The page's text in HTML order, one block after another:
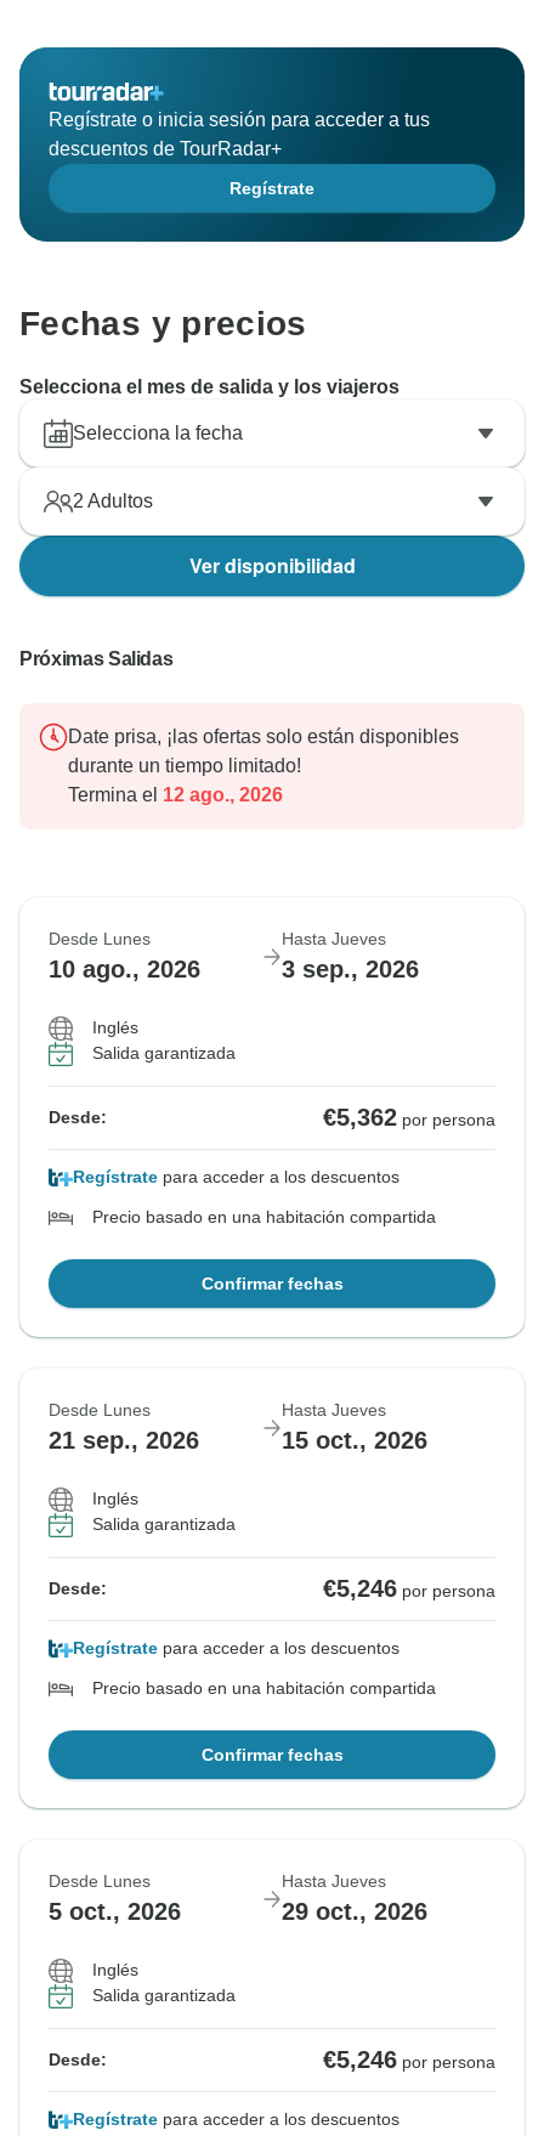
Regístrate o inicia sesión para acceder a tus
descuentos de TourRadar+
Regístrate
Fechas y precios
Selecciona el mes de salida y los viajeros
Selecciona la fecha
2 Adultos
Ver disponibilidad
Próximas Salidas
Date prisa, ¡las ofertas solo están disponibles
durante un tiempo limitado!
Termina el 12 ago., 2026
Desde Lunes
10 ago., 2026
Hasta Jueves
3 sep., 2026
Inglés
Salida garantizada
Desde: €5,362 por persona
Regístrate para acceder a los descuentos
Precio basado en una habitación compartida
Confirmar fechas
Desde Lunes
21 sep., 2026
Hasta Jueves
15 oct., 2026
Inglés
Salida garantizada
Desde: €5,246 por persona
Regístrate para acceder a los descuentos
Precio basado en una habitación compartida
Confirmar fechas
Desde Lunes
5 oct., 2026
Hasta Jueves
29 oct., 2026
Inglés
Salida garantizada
Desde: €5,246 por persona
Regístrate para acceder a los descuentos